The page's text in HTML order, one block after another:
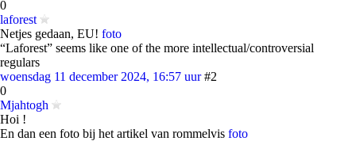
0
laforest
Netjes gedaan, EU! foto
“Laforest” seems like one of the more intellectual/controversial
regulars
woensdag 11 december 2024, 16:57 uur #2
0
Mjahtogh
Hoi !
En dan een foto bij het artikel van rommelvis foto